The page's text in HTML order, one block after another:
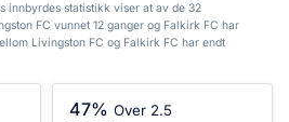
innbyrdes statistikk viser at av de 32
FC vunnet 12 ganger og Falkirk FC har
Livingston FC og Falkirk FC har endt
47% Over 2.5